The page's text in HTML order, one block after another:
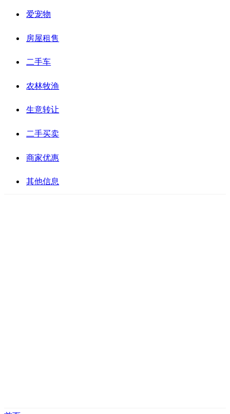
爱宠物
房屋租售
二手车
农林牧渔
生意转让
二手买卖
商家优惠
其他信息